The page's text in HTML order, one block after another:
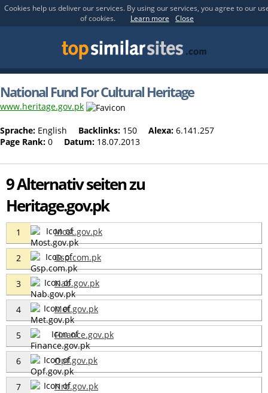
Cookies help us deliver our services. By using our services, you agree to our
of cookies.
Learn more Close
National Fund For Cultural Heritage
www.heritage.gov.pk
Sprache: English Backlinks: 150 Alexa: 6.141.257
Page Rank: 0 Datum: 18.07.2013
9 Alternativ seiten zu
Heritage.gov.pk
1 Most.gov.pk
2 Gsp.com.pk
3 Nab.gov.pk
4 Met.gov.pk
5 Finance.gov.pk
6 Opf.gov.pk
7 Nrb.gov.pk